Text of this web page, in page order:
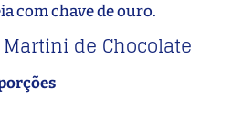
com chave de ouro.
de Chocolate